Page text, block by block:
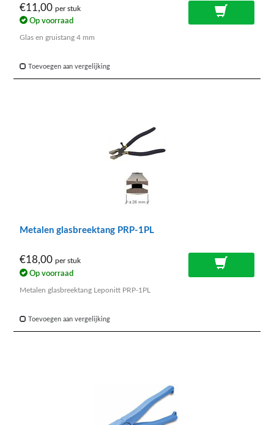
€11,00 per stuk
Op voorraad
Glas en gruistang 4 mm
Toevoegen aan vergelijking
Metalen glasbreektang PRP-1PL
€18,00 per stuk
Op voorraad
Metalen glasbreektang Leponitt PRP-1PL
Toevoegen aan vergelijking